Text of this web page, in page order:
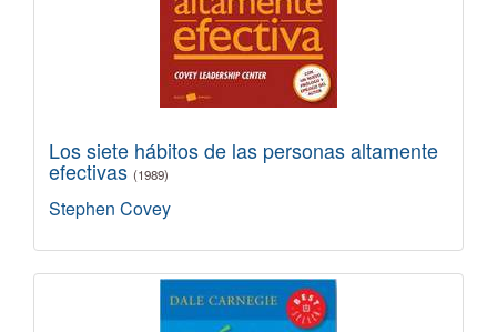
Los siete hábitos de las personas altamente
efectivas (1989)
Stephen Covey